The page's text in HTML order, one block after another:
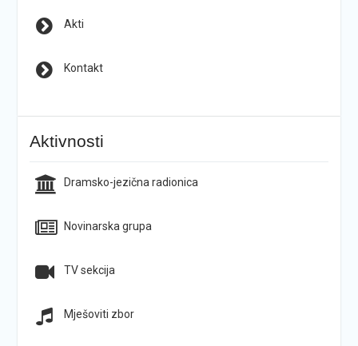
Akti
Kontakt
Aktivnosti
Dramsko-jezična radionica
Novinarska grupa
TV sekcija
Mješoviti zbor